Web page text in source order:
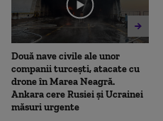
Două nave civile ale unor
companii turcești, atacate cu
drone în Marea Neagră.
Ankara cere Rusiei și Ucrainei
măsuri urgente